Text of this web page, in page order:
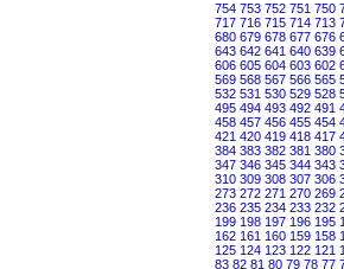
754 753 752 751 750
717 716 715 714 713
680 679 678 677 676
643 642 641 640 639
606 605 604 603 602
569 568 567 566 565
532 531 530 529 528
495 494 493 492 491
458 457 456 455 454
421 420 419 418 417
384 383 382 381 380
347 346 345 344 343
310 309 308 307 306
273 272 271 270 269
236 235 234 233 232
199 198 197 196 195
162 161 160 159 158
125 124 123 122 121
83 82 81 80 79 78 77